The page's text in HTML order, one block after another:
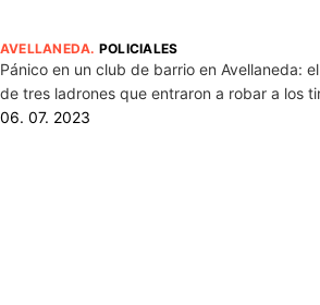
AVELLANEDA. POLICIALES
Pánico en un club de barrio en Avellaneda:
de tres ladrones que entraron a robar a los
06. 07. 2023